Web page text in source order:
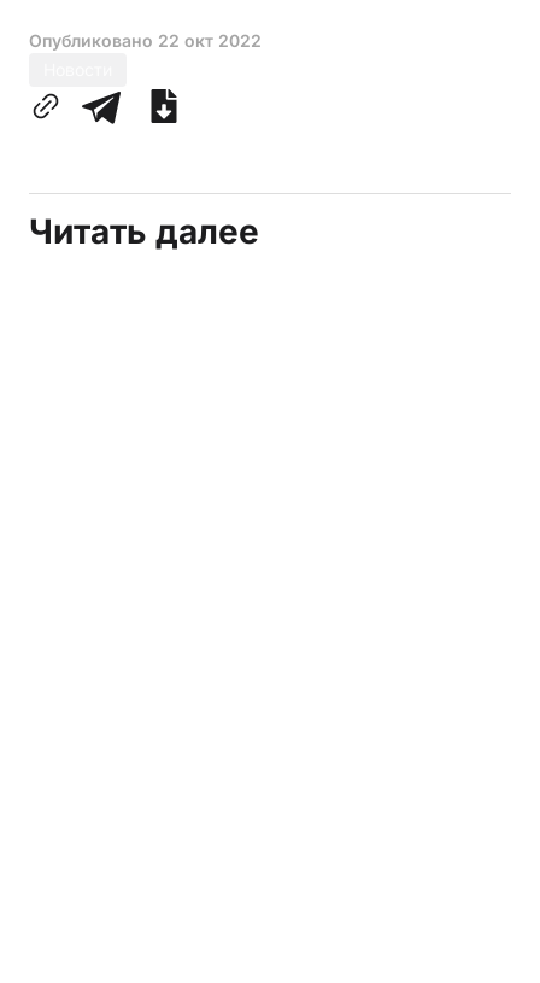
Опубликовано 22 окт 2022
Читать далее